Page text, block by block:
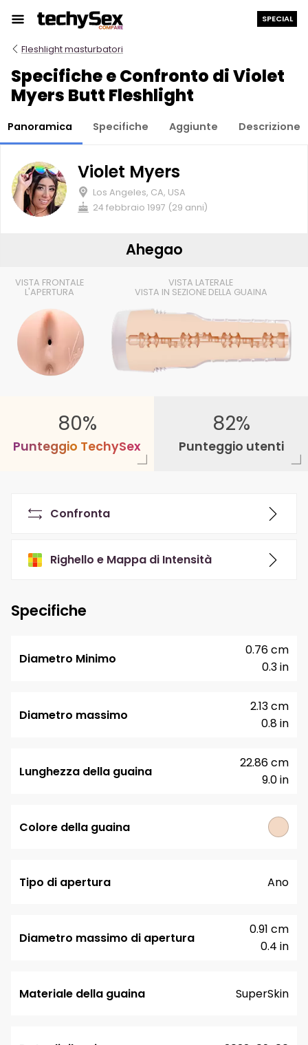
contenuto
SPECIAL
Fleshlight masturbatori
Specifiche e Confronto di Violet
Myers Butt Fleshlight
Panoramica Specifiche Aggiunte Descrizione
VISTA FRONTALE
L'APERTURA
VISTA LATERALE
VISTA IN SEZIONE DELLA GUAINA
80%
Punteggio TechySex
82%
Punteggio utenti
Confronta
Righello e Mappa di Intensità
Specifiche
Diametro Minimo
0.3 in
0.76 cm
Diametro massimo
0.8 in
2.13 cm
Lunghezza della guaina
9.0 in
22.86 cm
Colore della guaina
Tipo di apertura Ano
Diametro massimo di apertura
0.4 in
0.91 cm
Materiale della guaina SuperSkin
Violet Myers
Los Angeles, CA, USA
24 febbraio 1997 (29 anni)
Ahegao